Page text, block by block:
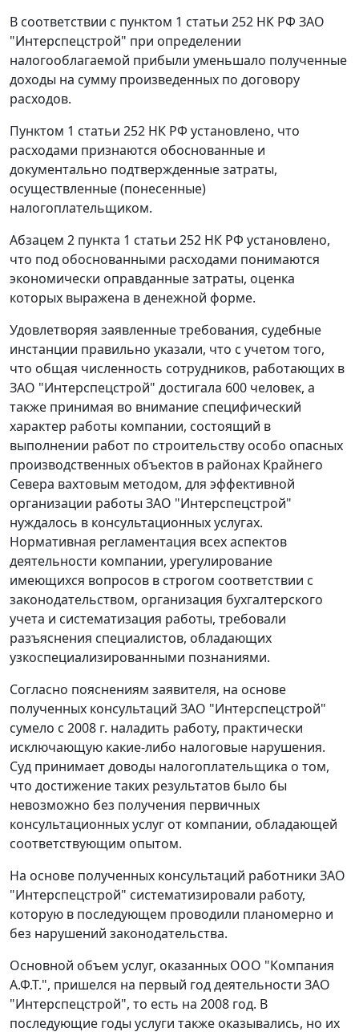
В соответствии с пунктом 1 статьи 252 НК РФ ЗАО
"Интерспецстрой" при определении
налогооблагаемой прибыли уменьшало полученные
доходы на сумму произведенных по договору
расходов.
Пунктом 1 статьи 252 НК РФ установлено, что
расходами признаются обоснованные и
документально подтвержденные затраты,
осуществленные (понесенные)
налогоплательщиком.
Абзацем 2 пункта 1 статьи 252 НК РФ установлено,
что под обоснованными расходами понимаются
экономически оправданные затраты, оценка
которых выражена в денежной форме.
Удовлетворяя заявленные требования, судебные
инстанции правильно указали, что с учетом того,
что общая численность сотрудников, работающих в
ЗАО "Интерспецстрой" достигала 600 человек, а
также принимая во внимание специфический
характер работы компании, состоящий в
выполнении работ по строительству особо опасных
производственных объектов в районах Крайнего
Севера вахтовым методом, для эффективной
организации работы ЗАО "Интерспецстрой"
нуждалось в консультационных услугах.
Нормативная регламентация всех аспектов
деятельности компании, урегулирование
имеющихся вопросов в строгом соответствии с
законодательством, организация бухгалтерского
учета и систематизация работы, требовали
разъяснения специалистов, обладающих
узкоспециализированными познаниями.
Согласно пояснениям заявителя, на основе
полученных консультаций ЗАО "Интерспецстрой"
сумело с 2008 г. наладить работу, практически
исключающую какие-либо налоговые нарушения.
Суд принимает доводы налогоплательщика о том,
что достижение таких результатов было бы
невозможно без получения первичных
консультационных услуг от компании, обладающей
соответствующим опытом.
На основе полученных консультаций работники ЗАО
"Интерспецстрой" систематизировали работу,
которую в последующем проводили планомерно и
без нарушений законодательства.
Основной объем услуг, оказанных ООО "Компания
А.Ф.Т.", пришелся на первый год деятельности ЗАО
"Интерспецстрой", то есть на 2008 год. В
последующие годы услуги также оказывались, но их